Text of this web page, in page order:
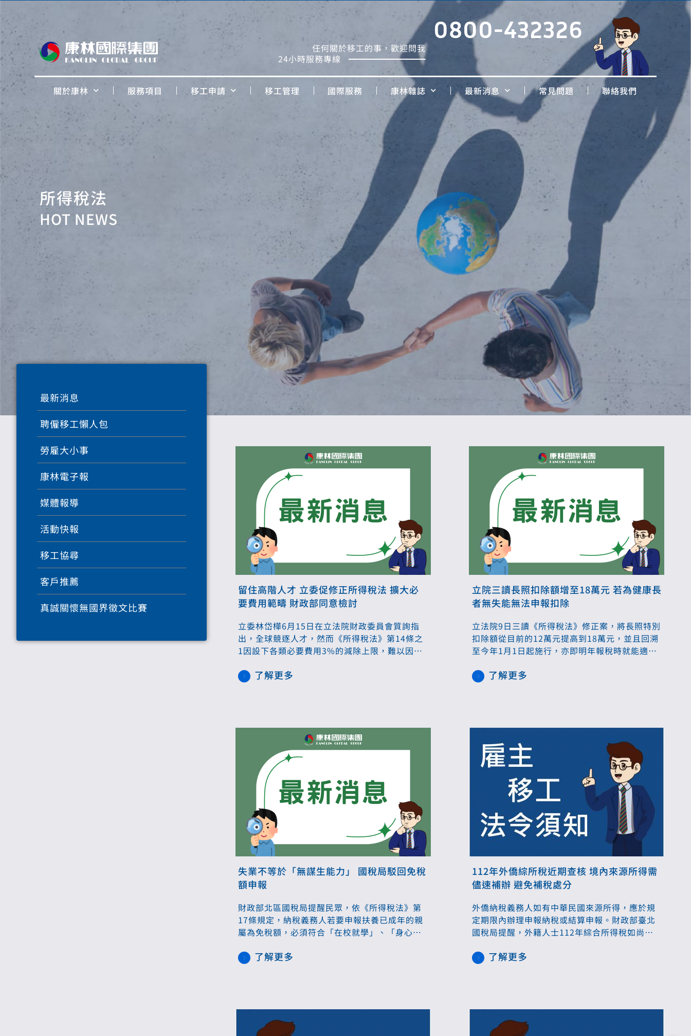
任何關於移工的事，歡迎問我
24小時服務專線
0800-432326
關於康林 服務項目 移工申請 移工管理 國際服務 康林雜誌 最新消息 常見問題 聯絡我們
所得稅法
HOT NEWS
最新消息
聘僱移工懶人包
勞雇大小事
康林電子報
媒體報導
活動快報
移工協尋
客戶推薦
真誠關懷無國界徵文比賽
留住高階人才 立委促修正所得稅法 擴大必
要費用範疇 財政部同意檢討
立委林岱樺6月15日在立法院財政委員會質詢指
出，全球競逐人才，然而《所得稅法》第14條之
1因設下各類必要費用3%的減除上限，難以因應
薪資所得申報戶中，僅有1千多戶適用，執行率僅
於3個月內提出整體改善報告。
了解更多
立院三讀長照扣除額增至18萬元 若為健康長
者無失能無法申報扣除
立法院9日三讀《所得稅法》修正案，將長照特別
扣除額從目前的12萬元提高到18萬元，並且回溯
至今年1月1日起施行，亦即明年報稅時就能適
格聘僱外籍看護的被看護者，但健康無失能長者
了解更多
失業不等於「無謀生能力」 國稅局駁回免稅
額申報
財政部北區國稅局提醒民眾，依《所得稅法》第
17條規定，納稅義務人若要申報扶養已成年的親
屬為免稅額，必須符合「在校就學」、「身心障
認列。了解更多
112年外僑綜所稅近期查核 境內來源所得需
儘速補辦 避免補稅處分
外僑納稅義務人如有中華民國來源所得，應於規
定期限內辦理申報納稅或結算申報。財政部臺北
國稅局提醒，外籍人士112年綜合所得稅如尚未
速補報，避免後續遭補稅處罰。
了解更多